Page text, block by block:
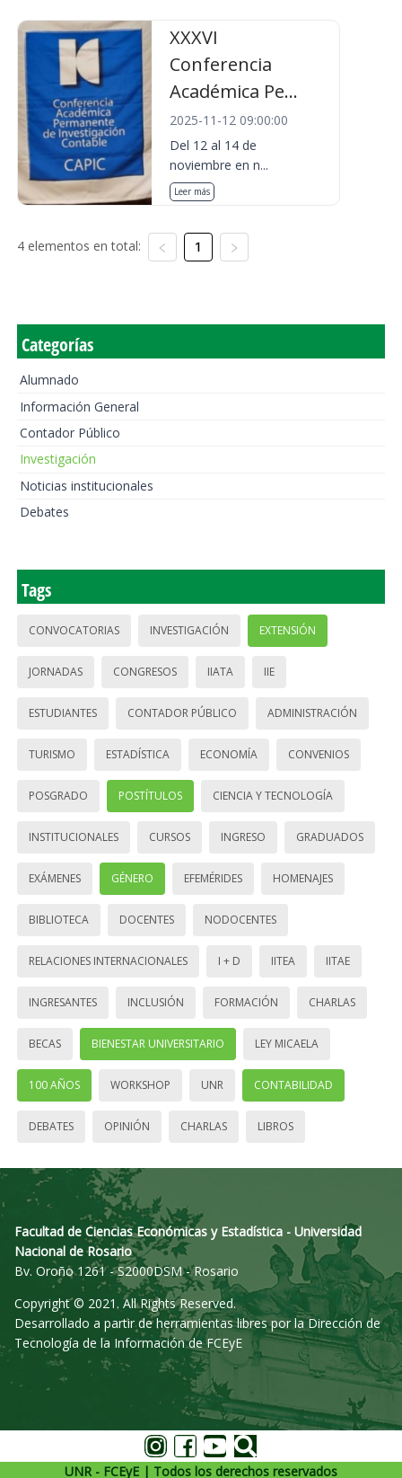
XXXVI
Conferencia
Académica Pe...
2025-11-12 09:00:00
Del 12 al 14 de
noviembre en n...
Leer más
4 elementos en total: 1
Categorías
Alumnado
Información General
Contador Público
Investigación
Noticias institucionales
Debates
Tags
CONVOCATORIAS INVESTIGACIÓN EXTENSIÓN
JORNADAS CONGRESOS IIATA IIE
ESTUDIANTES CONTADOR PÚBLICO ADMINISTRACIÓN
TURISMO ESTADÍSTICA ECONOMÍA CONVENIOS
POSGRADO POSTÍTULOS CIENCIA Y TECNOLOGÍA
INSTITUCIONALES CURSOS INGRESO GRADUADOS
EXÁMENES GÉNERO EFEMÉRIDES HOMENAJES
BIBLIOTECA DOCENTES NODOCENTES
RELACIONES INTERNACIONALES I + D IITEA IITAE
INGRESANTES INCLUSIÓN FORMACIÓN CHARLAS
BECAS BIENESTAR UNIVERSITARIO LEY MICAELA
100 AÑOS WORKSHOP UNR CONTABILIDAD
DEBATES OPINIÓN CHARLAS LIBROS
Facultad de Ciencias Económicas y Estadística - Universidad
Nacional de Rosario
Bv. Oroño 1261 - S2000DSM - Rosario
Copyright © 2021. All Rights Reserved.
Desarrollado a partir de herramientas libres por la Dirección de
Tecnología de la Información de FCEyE
UNR - FCEyE | Todos los derechos reservados